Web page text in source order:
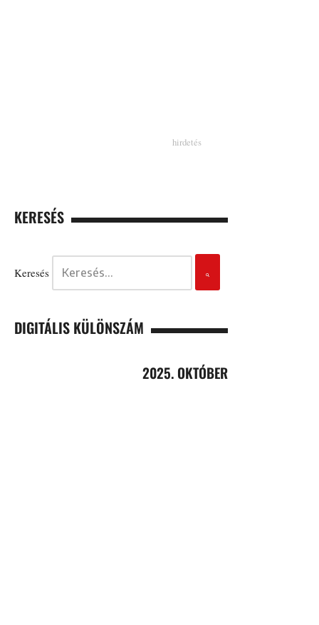
KERESÉS
Keresés
DIGITÁLIS KÜLÖNSZÁM
2025. OKTÓBER